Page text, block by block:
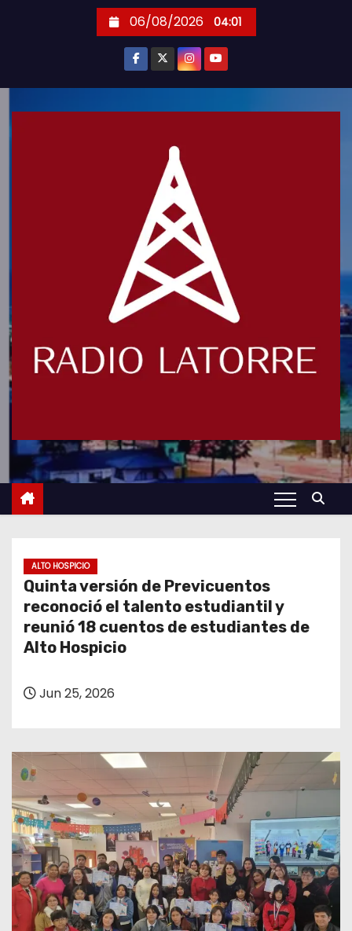
06/08/2026 04:01
ALTO HOSPICIO
Quinta versión de Previcuentos
reconoció el talento estudiantil y
reunió 18 cuentos de estudiantes de
Alto Hospicio
Jun 25, 2026